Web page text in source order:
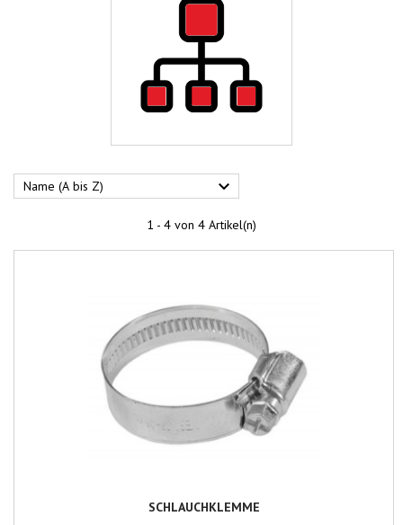
Name (A bis Z) 
1 - 4 von 4 Artikel(n)
SCHLAUCHKLEMME